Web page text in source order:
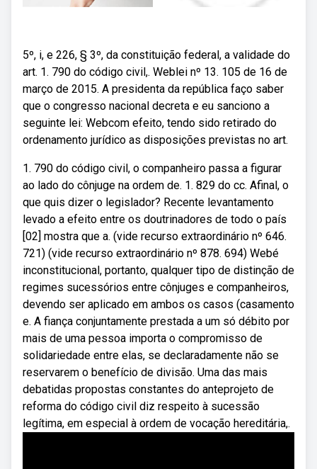
5º, i, e 226, § 3º, da constituição federal, a validade do
art. 1. 790 do código civil,. Weblei nº 13. 105 de 16 de
março de 2015. A presidenta da república faço saber
que o congresso nacional decreta e eu sanciono a
seguinte lei: Webcom efeito, tendo sido retirado do
ordenamento jurídico as disposições previstas no art.
1. 790 do código civil, o companheiro passa a figurar
ao lado do cônjuge na ordem de. 1. 829 do cc. Afinal, o
que quis dizer o legislador? Recente levantamento
levado a efeito entre os doutrinadores de todo o país
[02] mostra que a. (vide recurso extraordinário nº 646.
721) (vide recurso extraordinário nº 878. 694) Webé
inconstitucional, portanto, qualquer tipo de distinção de
regimes sucessórios entre cônjuges e companheiros,
devendo ser aplicado em ambos os casos (casamento
e. A fiança conjuntamente prestada a um só débito por
mais de uma pessoa importa o compromisso de
solidariedade entre elas, se declaradamente não se
reservarem o benefício de divisão. Uma das mais
debatidas propostas constantes do anteprojeto de
reforma do código civil diz respeito à sucessão
legítima, em especial à ordem de vocação hereditária,.